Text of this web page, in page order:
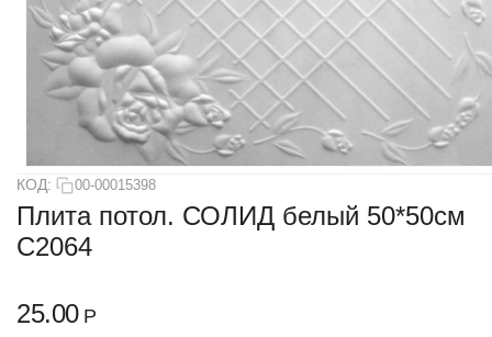
КОД: 00-00015398
Плита потол. СОЛИД белый 50*50см
С2064
25.00 Р